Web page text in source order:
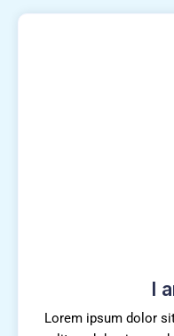
I
Lorem ipsum dolor